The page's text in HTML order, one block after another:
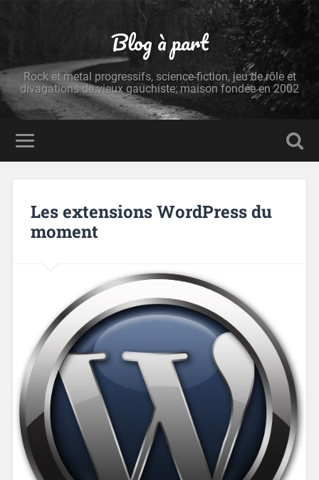
Blog à part
Rock et metal progressifs, science-fiction, jeu de rôle et
divagations de vieux gauchiste; maison fondée en 2002
Les extensions WordPress du
moment